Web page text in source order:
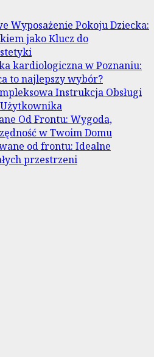
Wyposażenie Pokoju Dziecka:
jako Klucz do
kardiologiczna w Poznaniu:
to najlepszy wybór?
Instrukcja Obsługi
Od Frontu: Wygoda,
w Twoim Domu
od frontu: Idealne
przestrzeni